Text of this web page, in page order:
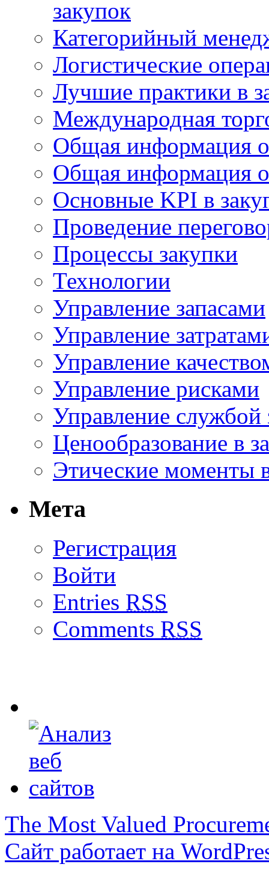
закупок
Категорийный
Логистические
Лучшие практики в
Международная
Общая информация о
Общая информация о
Основные KPI в
Проведение
Процессы закупки
Технологии
Управление запасами
Управление
Управление
Управление рисками
Управление службой
Ценообразование в
Этические моменты
Мета
Регистрация
Войти
Entries RSS
Comments RSS
The Most Valued
Сайт работает на